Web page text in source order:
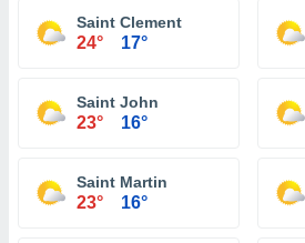
Saint Clement
24° 17°
Saint John
23° 16°
Saint Martin
23° 16°